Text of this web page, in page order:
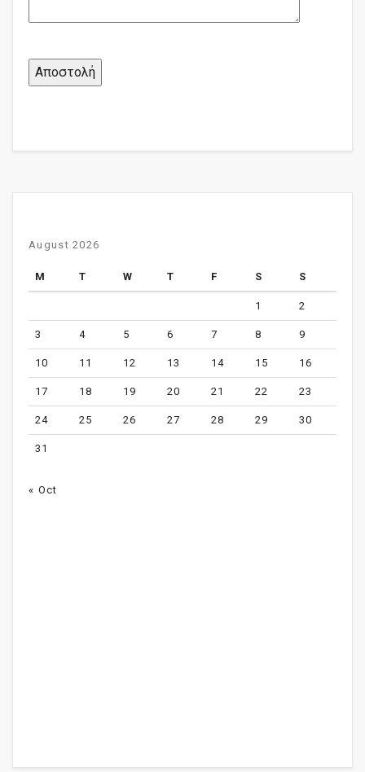
August 2026
M T W T F S S
1 2
3 4 5 6 7 8 9
10 11 12 13 14 15 16
17 18 19 20 21 22 23
24 25 26 27 28 29 30
31
« Oct